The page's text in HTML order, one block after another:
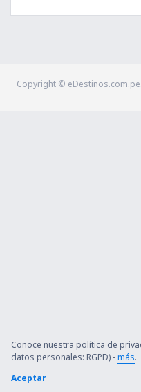
Copyright ©
Conoce nuestra política de
datos personales: RGPD) -más.
Aceptar